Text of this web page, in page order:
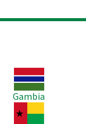
Imagem
Gambia
Imagem